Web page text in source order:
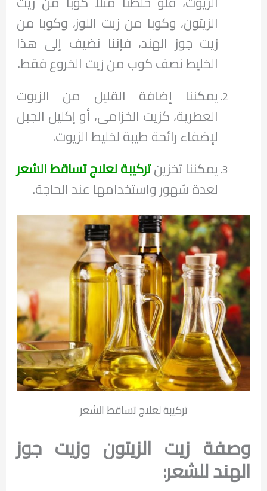
الزيتون، وكوباً من زيت اللوز، وكوباً من
زيت جوز الهند، فإننا نضيف إلى هذا
الخليط نصف كوب من زيت الخروع فقط.
يمكننا إضافة القليل من الزيوت
العطرية، كزيت الخزامى، أو إكليل الجبل
لإضفاء رائحة طيبة لخليط الزيوت.
يمكننا تخزينتركيبة لعلاج تساقط الشعر
لعدة شهور واستخدامها عند الحاجة.
تركيبة لعلاج تساقط الشعر
وصفة زيت الزيتون وزيت جوز
الهند للشعر: